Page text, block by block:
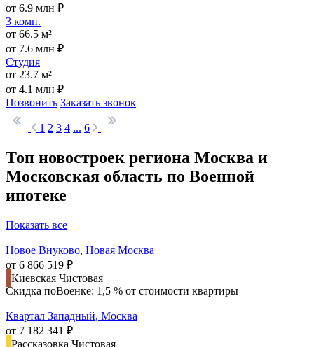
от 6.9 млн ₽
3 комн.
от 66.5 м²
от 7.6 млн ₽
Студия
от 23.7 м²
от 4.1 млн ₽
Позвонить Заказать звонок
1 2 3 4 ... 6
Топ новостроек региона Москва и
Московская область по Военной
ипотеке
Показать все
Новое Внуково, Новая Москва
от 6 866 519 ₽
Киевская Чистовая
Скидка поВоенке: 1,5 % от стоимости квартиры
Квартал Западный, Москва
от 7 182 341 ₽
Рассказовка Чистовая